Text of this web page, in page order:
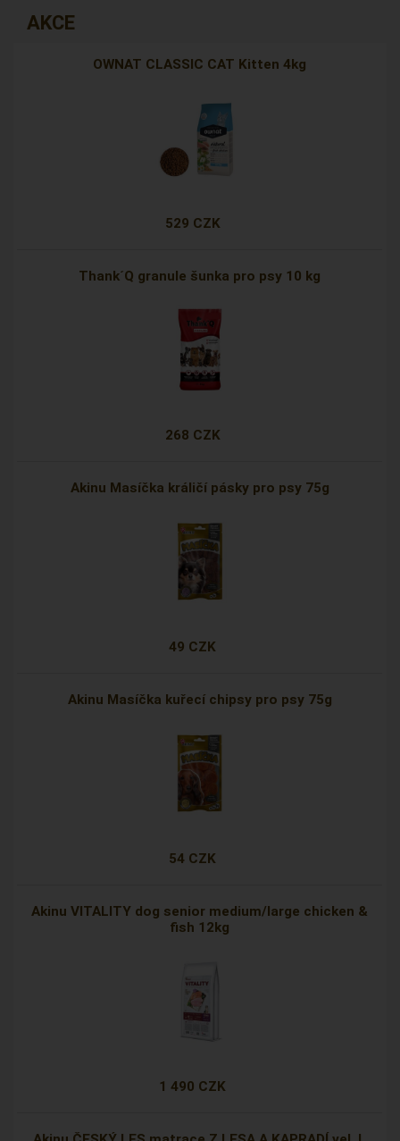
AKCE
OWNAT CLASSIC CAT Kitten 4kg
529 CZK
Thank´Q granule šunka pro psy 10 kg
268 CZK
Akinu Masíčka králičí pásky pro psy 75g
49 CZK
Akinu Masíčka kuřecí chipsy pro psy 75g
54 CZK
Akinu VITALITY dog senior medium/large chicken &
fish 12kg
1 490 CZK